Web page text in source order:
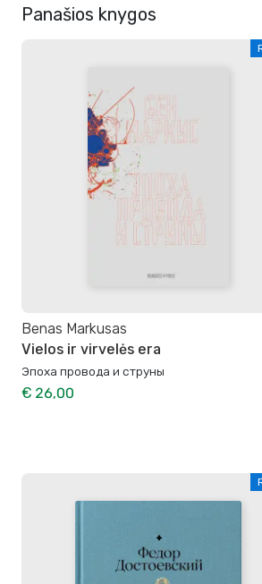
Panašios knygos
Benas Markusas
Vielos ir virvelės era
Эпоха провода и струны
€ 26,00